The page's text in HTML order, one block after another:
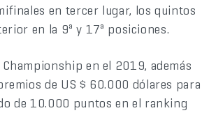
en tercer lugar, los quintos
en la 9ª y 17ª posiciones.
en el 2019, además
de US $ 60.000 dólares para
de 10.000 puntos en el ranking